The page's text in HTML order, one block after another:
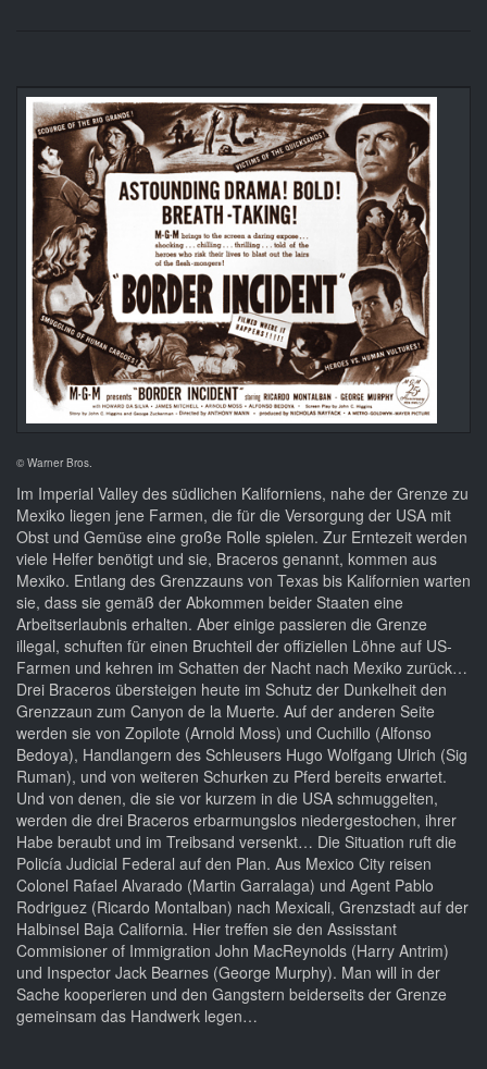
© Warner Bros.
Im Imperial Valley des südlichen Kaliforniens, nahe der Grenze zu
Mexiko liegen jene Farmen, die für die Versorgung der USA mit
Obst und Gemüse eine große Rolle spielen. Zur Erntezeit werden
viele Helfer benötigt und sie, Braceros genannt, kommen aus
Mexiko. Entlang des Grenzzauns von Texas bis Kalifornien warten
sie, dass sie gemäß der Abkommen beider Staaten eine
Arbeitserlaubnis erhalten. Aber einige passieren die Grenze
illegal, schuften für einen Bruchteil der offiziellen Löhne auf US-
Farmen und kehren im Schatten der Nacht nach Mexiko zurück…
Drei Braceros übersteigen heute im Schutz der Dunkelheit den
Grenzzaun zum Canyon de la Muerte. Auf der anderen Seite
werden sie von Zopilote (Arnold Moss) und Cuchillo (Alfonso
Bedoya), Handlangern des Schleusers Hugo Wolfgang Ulrich (Sig
Ruman), und von weiteren Schurken zu Pferd bereits erwartet.
Und von denen, die sie vor kurzem in die USA schmuggelten,
werden die drei Braceros erbarmungslos niedergestochen, ihrer
Habe beraubt und im Treibsand versenkt… Die Situation ruft die
Policía Judicial Federal auf den Plan. Aus Mexico City reisen
Colonel Rafael Alvarado (Martin Garralaga) und Agent Pablo
Rodriguez (Ricardo Montalban) nach Mexicali, Grenzstadt auf der
Halbinsel Baja California. Hier treffen sie den Assisstant
Commisioner of Immigration John MacReynolds (Harry Antrim)
und Inspector Jack Bearnes (George Murphy). Man will in der
Sache kooperieren und den Gangstern beiderseits der Grenze
gemeinsam das Handwerk legen…